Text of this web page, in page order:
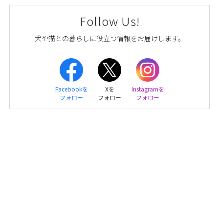
Follow Us!
犬や猫との暮らしに役立つ情報をお届けします。
Facebookを
フォロー
Xを
フォロー
Instagramを
フォロー